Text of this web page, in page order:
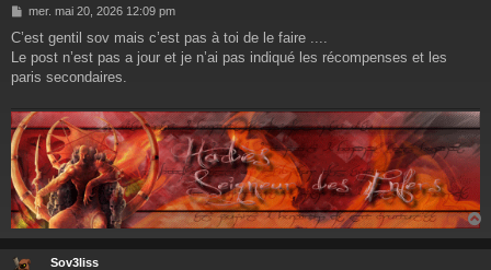
M
s
s
a
mer. mai 20, 2026 12:09 pm
C’est gentil sov mais c’est pas à toi de le faire ....
Le post n’est pas a jour et je n’ai pas indiqué les récompenses et les
paris secondaires.
a
Sov3liss